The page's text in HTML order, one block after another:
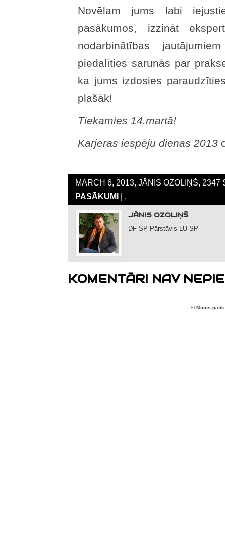
Novēlam jums labi
pasākumos, izzināt
nodarbinātības
piedalīties sarunās par
ka jums izdosies
plašāk!
Tiekamies 14.martā!
Karjeras iespēju dienas 2013
MARCH 6, 2013, JĀNIS OZOLIŅŠ,
PASĀKUMI | ,
JĀNIS OZOLIŅŠ
DF SP Pārstāvis LU SP
KOMENTĀRI NAV
© Mums